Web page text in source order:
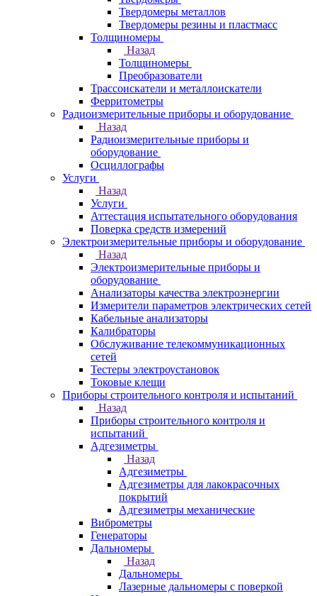
Твердомеры металлов
Твердомеры резины и пластмасс
Толщиномеры
Назад
Толщиномеры
Преобразователи
Трассоискатели и металлоискатели
Ферритометры
Радиоизмерительные приборы и оборудование
Назад
Радиоизмерительные приборы и
оборудование
Осциллографы
Услуги
Назад
Услуги
Аттестация испытательного оборудования
Поверка средств измерений
Электроизмерительные приборы и оборудование
Назад
Электроизмерительные приборы и
оборудование
Анализаторы качества электроэнергии
Измерители параметров электрических сетей
Кабельные анализаторы
Калибраторы
Обслуживание телекоммуникационных
сетей
Тестеры электроустановок
Токовые клещи
Приборы строительного контроля и испытаний
Назад
Приборы строительного контроля и
испытаний
Адгезиметры
Назад
Адгезиметры
Адгезиметры для лакокрасочных
покрытий
Адгезиметры механические
Виброметры
Генераторы
Дальномеры
Назад
Дальномеры
Лазерные дальномеры с поверкой